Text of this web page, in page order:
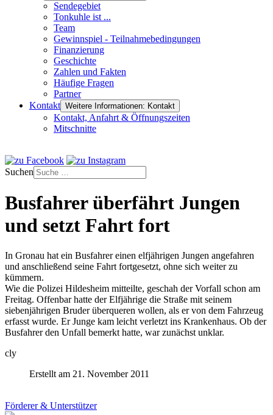
Sendegebiet
Tonkuhle ist ...
Team
Gewinnspiel - Teilnahmebedingungen
Finanzierung
Geschichte
Zahlen und Fakten
Häufige Fragen
Partner
Kontakt Weitere Informationen: Kontakt
Kontakt, Anfahrt & Öffnungszeiten
Mitschnitte
Suchen
Busfahrer überfährt Jungen
und setzt Fahrt fort
In Gronau hat ein Busfahrer einen elfjährigen Jungen angefahren
und anschließend seine Fahrt fortgesetzt, ohne sich weiter zu
kümmern.
Wie die Polizei Hildesheim mitteilte, geschah der Vorfall schon am
Freitag. Offenbar hatte der Elfjährige die Straße mit seinem
siebenjährigen Bruder überqueren wollen, als er von dem Fahrzeug
erfasst wurde. Er Junge kam leicht verletzt ins Krankenhaus. Ob der
Busfahrer den Unfall bemerkt hatte, war zunächst unklar.
cly
Erstellt am 21. November 2011
Förderer & Unterstützer